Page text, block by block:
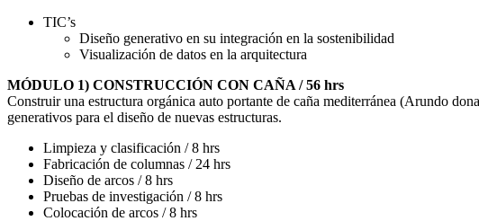
TIC’s
Diseño generativo en su integración en la sostenibilidad
Visualización de datos en la arquitectura
MÓDULO 1) CONSTRUCCIÓN CON CAÑA / 56 hrs
Construir una estructura orgánica auto portante de caña mediterránea (Arundo
generativos para el diseño de nuevas estructuras.
Limpieza y clasificación / 8 hrs
Fabricación de columnas / 24 hrs
Diseño de arcos / 8 hrs
Pruebas de investigación / 8 hrs
Colocación de arcos / 8 hrs